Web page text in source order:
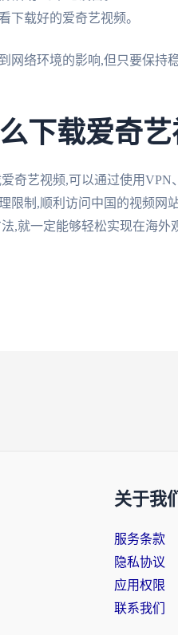
下载好的爱奇艺视频。
网络环境的影响,但只要保持
下载爱奇艺
奇艺视频,可以通过使用
限制,顺利访问中国的视频网
,就一定能够轻松实现在海外
关于我们
服务条款
隐私协议
应用权限
联系我们